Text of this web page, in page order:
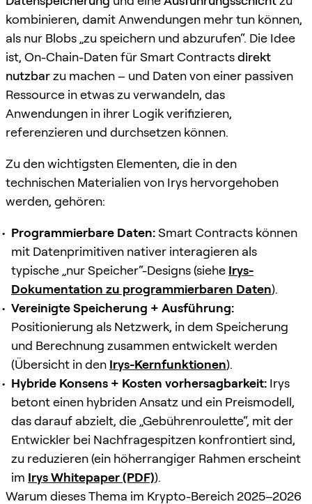
kombinieren, damit Anwendungen mehr tun können,
als nur Blobs „zu speichern und abzurufen“. Die Idee
ist, On-Chain-Daten für Smart Contractsdirekt
nutzbarzu machen – und Daten von einer passiven
Ressource in etwas zu verwandeln, das
Anwendungen in ihrer Logik verifizieren,
referenzieren und durchsetzen können.
Zu den wichtigsten Elementen, die in den
technischen Materialien von Irys hervorgehoben
werden, gehören:
Programmierbare Daten:Smart Contracts können
mit Datenprimitiven nativer interagieren als
typische „nur Speicher“-Designs (siehe Irys-
Dokumentation zu programmierbaren Daten).
Vereinigte Speicherung + Ausführung:
Positionierung als Netzwerk, in dem Speicherung
und Berechnung zusammen entwickelt werden
(Übersicht in den Irys-Kernfunktionen).
Hybride Konsens + Kosten vorhersagbarkeit: Irys
betont einen hybriden Ansatz und ein Preismodell,
das darauf abzielt, die „Gebührenroulette“, mit der
Entwickler bei Nachfragespitzen konfrontiert sind,
zu reduzieren (ein höherrangiger Rahmen erscheint
im Irys Whitepaper (PDF)).
Warum dieses Thema im Krypto-Bereich 2025–2026